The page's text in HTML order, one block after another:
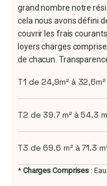
grand nombre notre
cela nous avons défini
couvrir les frais
loyers charges
de chacun.
T1 de 24,9m² à 32,6m²
T2 de 39.7 m² à 54.3
T3 de 69.6 m² à 71.3
* Charges Comprises :